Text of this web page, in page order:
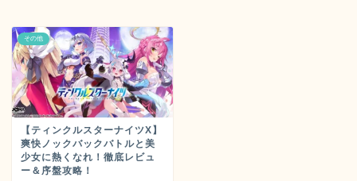
その他
【ティンクルスターナイツX】
爽快ノックバックバトルと美
少女に熱くなれ！徹底レビュ
ー＆序盤攻略！